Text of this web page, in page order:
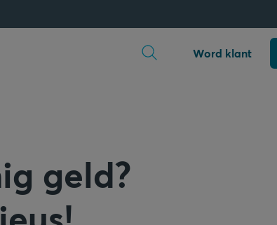
Word klant
geld?